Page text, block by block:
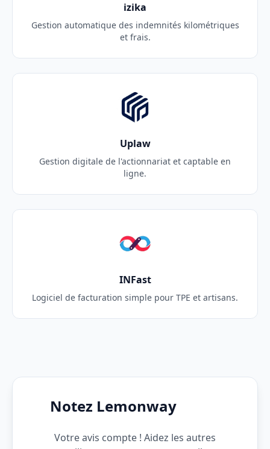
izika
Gestion automatique des indemnités kilométriques
et frais.
Uplaw
Gestion digitale de l'actionnariat et captable en
ligne.
INFast
Logiciel de facturation simple pour TPE et artisans.
Notez Lemonway
Votre avis compte ! Aidez les autres